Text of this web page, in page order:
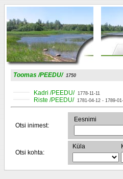
Toomas /PEEDU/ 1750
Kadri /PEEDU/ 1778-11-11
Riste /PEEDU/ 1781-04-12 - 1789-
Otsi inimest:
Eesnimi
Otsi kohta:
Küla